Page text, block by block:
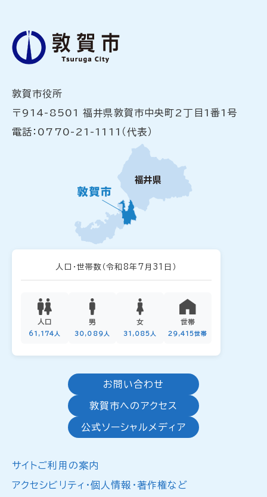
敦賀市役所
〒914-8501 福井県敦賀市中央町2丁目1番1号
電話：0770-21-1111（代表）
人口・世帯数 （令和8年7月31日）
人口
61,174人
男
30,089人
女
31,085人
世帯
29,415世帯
お問い合わせ
敦賀市へのアクセス
公式ソーシャルメディア
サイトご利用の案内
アクセシビリティ・個人情報・著作権など